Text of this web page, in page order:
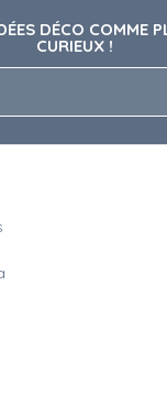
DÉCO COMME
CURIEUX !